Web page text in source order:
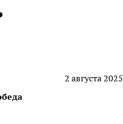
2 августа 2025